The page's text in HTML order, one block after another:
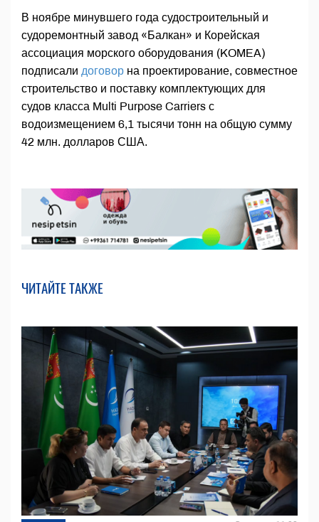
В ноябре минувшего года судостроительный и
судоремонтный завод «Балкан» и Корейская
ассоциация морского оборудования (KOMEA)
подписали договор на проектирование, совместное
строительство и поставку комплектующих для
судов класса Multi Purpose Carriers с
водоизмещением 6,1 тысячи тонн на общую сумму
42 млн. долларов США.
ЧИТАЙТЕ ТАКЖЕ